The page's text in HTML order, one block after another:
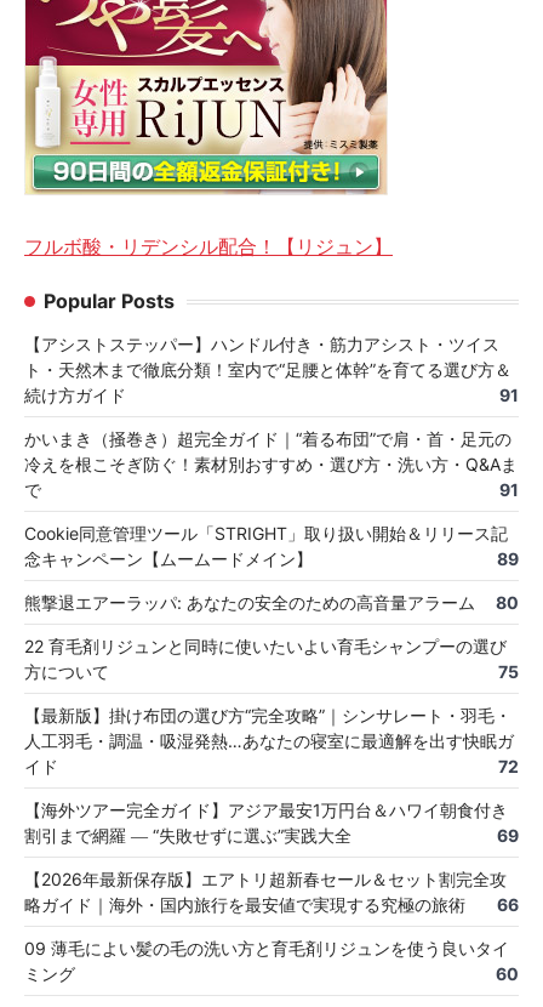
フルボ酸・リデンシル配合！【リジュン】
Popular Posts
【アシストステッパー】ハンドル付き・筋力アシスト・ツイス
ト・天然木まで徹底分類！室内で“足腰と体幹”を育てる選び方＆
続け方ガイド
91
かいまき（掻巻き）超完全ガイド｜“着る布団”で肩・首・足元の
冷えを根こそぎ防ぐ！素材別おすすめ・選び方・洗い方・Q&Aま
で
91
Cookie同意管理ツール「STRIGHT」取り扱い開始＆リリース記
念キャンペーン【ムームードメイン】
89
熊撃退エアーラッパ: あなたの安全のための高音量アラーム 80
22 育毛剤リジュンと同時に使いたいよい育毛シャンプーの選び
方について
75
【最新版】掛け布団の選び方“完全攻略”｜シンサレート・羽毛・
人工羽毛・調温・吸湿発熱…あなたの寝室に最適解を出す快眠ガ
イド
72
【海外ツアー完全ガイド】アジア最安1万円台＆ハワイ朝食付き
割引まで網羅 ― “失敗せずに選ぶ”実践大全
69
【2026年最新保存版】エアトリ超新春セール＆セット割完全攻
略ガイド｜海外・国内旅行を最安値で実現する究極の旅術
66
09 薄毛によい髪の毛の洗い方と育毛剤リジュンを使う良いタイ
ミング
60